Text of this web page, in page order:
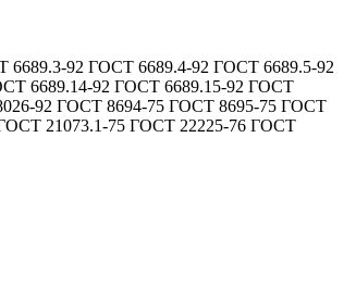
92 ГОСТ 6689.4-92 ГОСТ 6689.5-92
6689.14-92 ГОСТ 6689.15-92 ГОСТ
92 ГОСТ 8694-75 ГОСТ 8695-75 ГОСТ
21073.1-75 ГОСТ 22225-76 ГОСТ